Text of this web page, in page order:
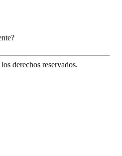
derechos reservados.